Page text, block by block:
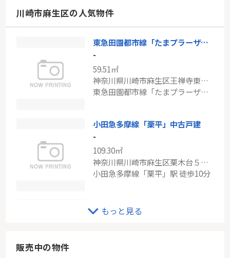
神奈川県横浜市神奈川区白幡東町
東急東横線「東白楽」駅 徒歩16分
100.19㎡
神奈川県横浜市都筑区荏田東町
川崎市麻生区の人気物件
東急田園都市線「たまプラーザ」たまプラーザ西パークホームズ
-
59.51㎡
神奈川県川崎市麻生区王禅寺東３丁目
東急田園都市線「たまプラーザ」駅 バス15分 「日吉の辻」 停歩3分
小田急多摩線「栗平」中古戸建
-
109.30㎡
神奈川県川崎市麻生区栗木台５丁目
小田急多摩線「栗平」駅 徒歩10分
小田急線「新百合ヶ丘」売地
-
もっと見る
販売中の物件